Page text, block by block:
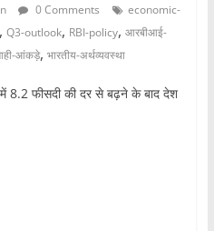
0 Comments
economic-
Q3-outlook, RBI-policy, आरबीआई-
आंकड़े, भारतीय-अर्थव्यवस्था
में 8.2 फीसदी की दर से बढ़ने के बाद देश